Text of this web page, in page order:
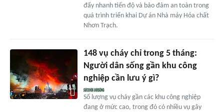
đẩy nhanh tiến độ và bảo đảm an toàn trong
quá trình triển khai Dự án Nhà máy Hóa chất
Nhơn Trạch.
148 vụ cháy chỉ trong 5 tháng:
Người dân sống gần khu công
nghiệp cần lưu ý gì?
Số lượng vụ cháy gần các khu công nghiệp
đang ở mức cao, trong đó có nhiều vụ gây